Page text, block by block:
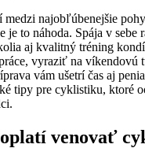
medzi najobľúbenejšie
je to náhoda. Spája v sebe
aj kvalitný tréning
vyraziť na víkendovú
vám ušetrí čas aj
tipy pre cyklistiku, ktoré
venovať